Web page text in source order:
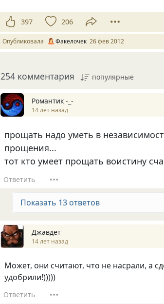
397 206
Опубликовала Факелочек 26 фев 2012
254 комментария популярные
Романтик -_-
14 лет назад
прощать надо уметь в
прощения...
тот кто умеет прощать воистину
Ответить
Показать 13 ответов
Джавдет
14 лет назад
Может, они считают, что не насрали, а
удобрили!)))))
Ответить